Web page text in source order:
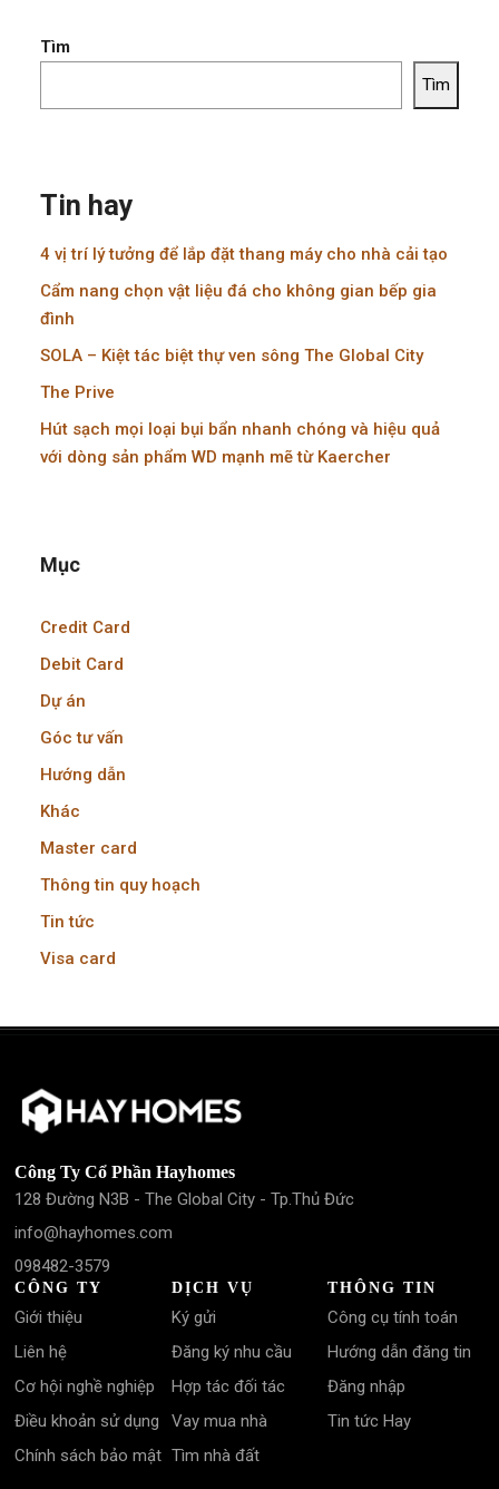
Tìm
Tìm
Tin hay
4 vị trí lý tưởng để lắp đặt thang máy cho nhà cải tạo
Cẩm nang chọn vật liệu đá cho không gian bếp gia
đình
SOLA – Kiệt tác biệt thự ven sông The Global City
The Prive
Hút sạch mọi loại bụi bẩn nhanh chóng và hiệu quả
với dòng sản phẩm WD mạnh mẽ từ Kaercher
Mục
Credit Card
Debit Card
Dự án
Góc tư vấn
Hướng dẫn
Khác
Master card
Thông tin quy hoạch
Tin tức
Visa card
Công Ty Cổ Phần Hayhomes
128 Đường N3B - The Global City - Tp.Thủ Đức
info@hayhomes.com
098482-3579
CÔNG TY
Giới thiệu
Liên hệ
Cơ hội nghề nghiệp
Điều khoản sử dụng
Chính sách bảo mật
DỊCH VỤ
Ký gửi
Đăng ký nhu cầu
Hợp tác đối tác
Vay mua nhà
Tìm nhà đất
THÔNG TIN
Công cụ tính toán
Hướng dẫn đăng tin
Đăng nhập
Tin tức Hay